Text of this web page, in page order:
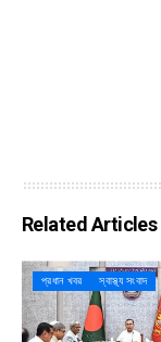
Related Articles
প্রধান খবর স্বাস্থ্য সংবাদ